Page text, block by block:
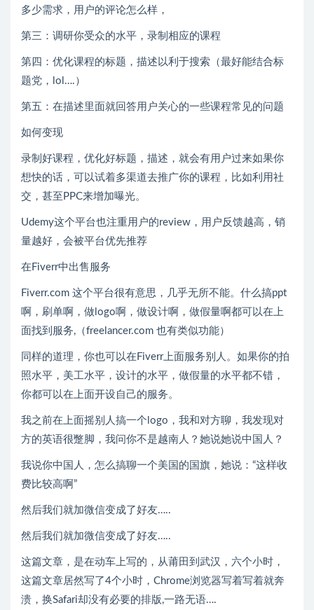
多少需求，用户的评论怎么样，
第三：调研你受众的水平，录制相应的课程
第四：优化课程的标题，描述以利于搜索（最好能结合标
题党，lol….）
第五：在描述里面就回答用户关心的一些课程常见的问题
如何变现
录制好课程，优化好标题，描述，就会有用户过来如果你
想快的话，可以试着多渠道去推广你的课程，比如利用社
交，甚至PPC来增加曝光。
Udemy这个平台也注重用户的review，用户反馈越高，销
量越好，会被平台优先推荐
在Fiverr中出售服务
Fiverr.com 这个平台很有意思，几乎无所不能。什么搞ppt
啊，刷单啊，做logo啊，做设计啊，做假量啊都可以在上
面找到服务,（freelancer.com 也有类似功能）
同样的道理，你也可以在Fiverr上面服务别人。如果你的拍
照水平，美工水平，设计的水平，做假量的水平都不错，
你都可以在上面开设自己的服务。
我之前在上面摇别人搞一个logo，我和对方聊，我发现对
方的英语很蹩脚，我问你不是越南人？她说她说中国人？
我说你中国人，怎么搞聊一个美国的国旗，她说：“这样收
费比较高啊”
然后我们就加微信变成了好友…..
然后我们就加微信变成了好友…..
这篇文章，是在动车上写的，从莆田到武汉，六个小时，
这篇文章居然写了4个小时，Chrome浏览器写着写着就奔
溃，换Safari却没有必要的排版,一路无语….